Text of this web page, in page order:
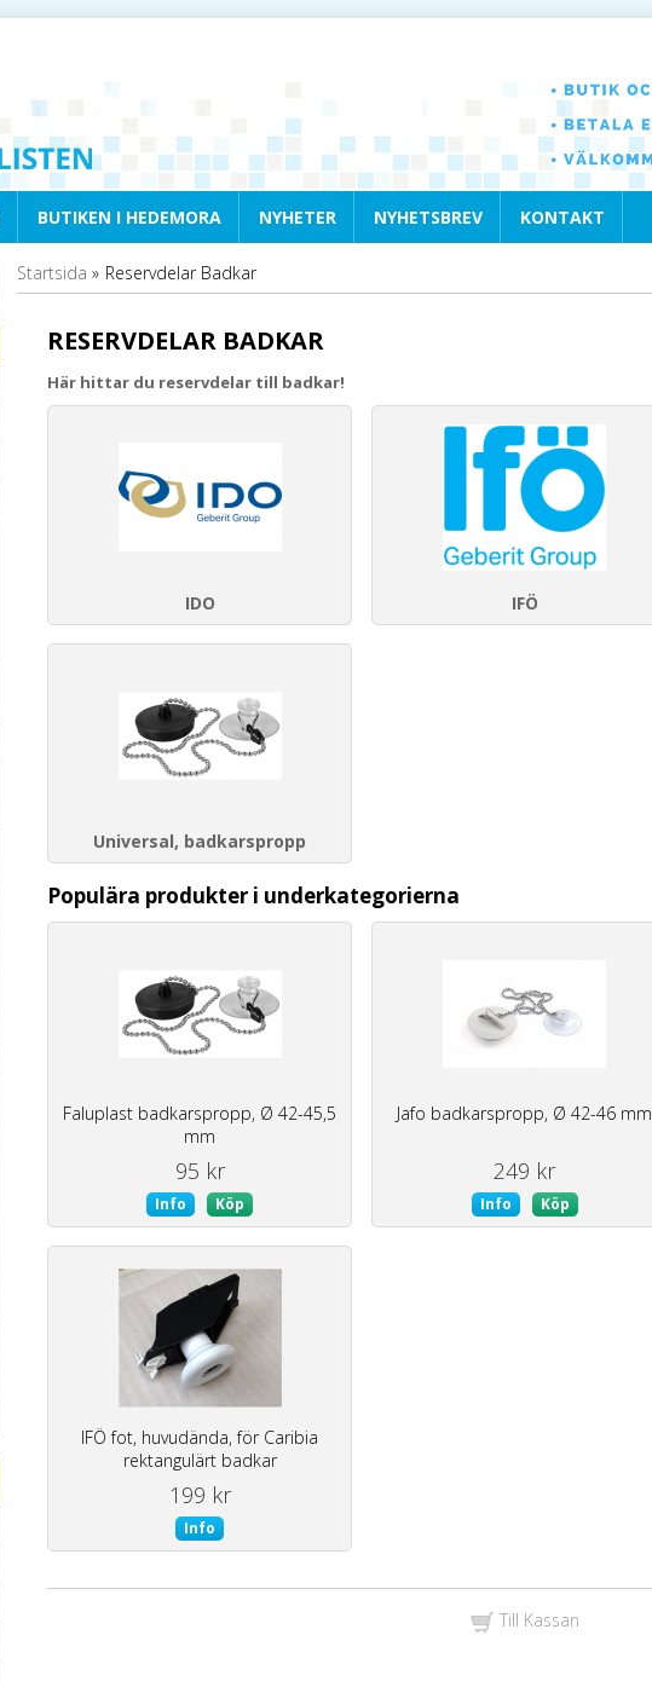
BUTIKEN I HEDEMORA NYHETER NYHETSBREV KONTAKT
Startsida » Reservdelar Badkar
RESERVDELAR BADKAR
Här hittar du reservdelar till badkar!
IDO IFÖ
Universal, badkarspropp
Populära produkter i underkategorierna
Faluplast badkarspropp, Ø 42-45,5
mm
95 kr
Info Köp
Jafo badkarspropp, Ø 42-46 mm
249 kr
Info Köp
IFÖ fot, huvudända, för Caribia
rektangulärt badkar
199 kr
Info
Till Kassan